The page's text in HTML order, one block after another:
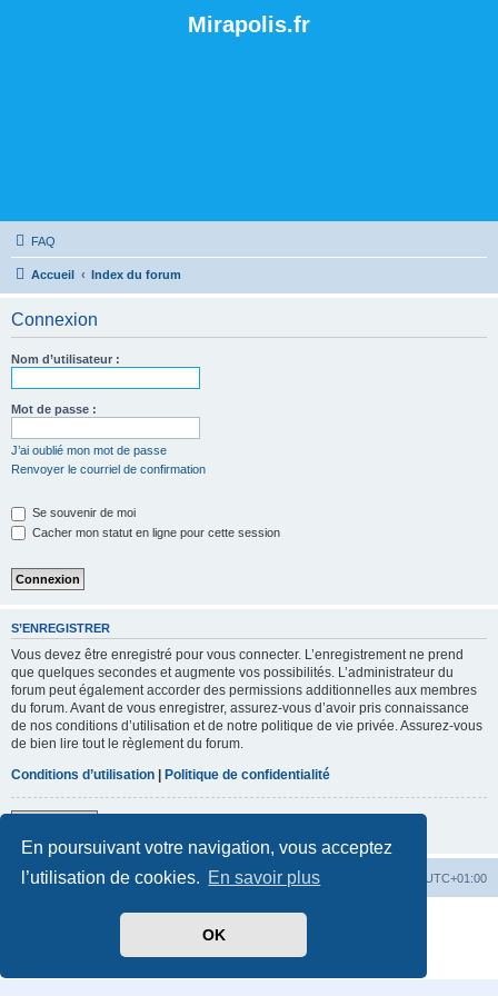
En poursuivant votre navigation, vous acceptez
l’utilisation de cookies. En savoir plus
OK
Mirapolis.fr
FAQ
Accueil Index du forum
Connexion
Nom d’utilisateur :
Mot de passe :
J’ai oublié mon mot de passe
Renvoyer le courriel de confirmation
Se souvenir de moi
Cacher mon statut en ligne pour cette session
S’ENREGISTRER
Vous devez être enregistré pour vous connecter. L’enregistrement ne prend
que quelques secondes et augmente vos possibilités. L’administrateur du
forum peut également accorder des permissions additionnelles aux membres
du forum. Avant de vous enregistrer, assurez-vous d’avoir pris connaissance
de nos conditions d’utilisation et de notre politique de vie privée. Assurez-vous
de bien lire tout le règlement du forum.
Conditions d’utilisation | Politique de confidentialité
Accueil Index du forum UTC+01:00
Développé par
® Forum Software © phpBB Limited
Traduit par
Confidentialité|Conditions